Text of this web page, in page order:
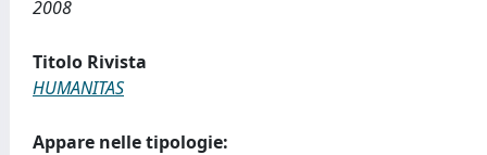
2008
Titolo Rivista
HUMANITAS
Appare nelle tipologie: